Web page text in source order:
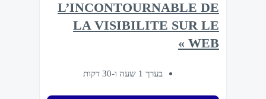
L’INCONTOURNABLE DE
LA VISIBILITE SUR LE
WEB »
בערך 1 שעה ו-30 דקות